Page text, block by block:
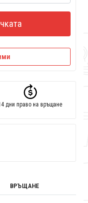
дни право на връщане
ВРЪЩАНЕ